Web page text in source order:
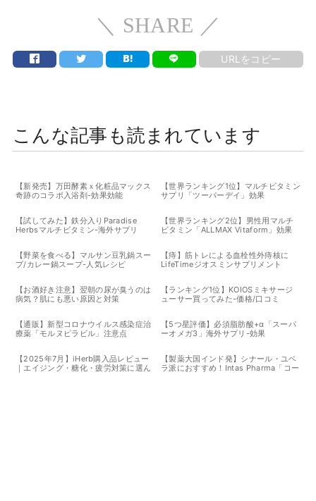
＼ SHARE ／
URLをコピー
こんな記事も読まれています
【新発売】万田酵素ｘ化粧品マックス
奇跡のコラボ入浴剤-効果効能
【世界ランキング1位】マルチビタミン
サプリ「ツーパーデイ」効果
【試してみた】鉄分入りParadise
Herbsマルチビタミン-海外サプリ
【世界ランキング2位】男性用マルチ
ビタミン「ALLMAX Vitaform」効果
【野菜を食べる】マルサン豆乳鍋スー
プ/カレー鍋スープ-人気レシピ
【痔】筋トレによる血栓性外痔核に
LifeTimeジオスミンサプリメント
【お酒好き注意】翌朝の尿が臭うのは
病気？肌にも悪い原因と対策
【ランキング1位】KOIOSミキサージ
ューサー買ってみた-価格/口コミ
【通販】新型コロナウイルス感染症治
療薬「モルヌピラビル」注意点
【5つ星評価】必須脂肪酸+α「スーパ
ーオメガ3」海外サプリ-効果
【2025年7月】iHerb購入品レビュー
｜エイジング・糖化・疲労対策に選ん
【製薬大国インド発】シナール・ユベ
ラ派におすすめ！Intas Pharma「コー